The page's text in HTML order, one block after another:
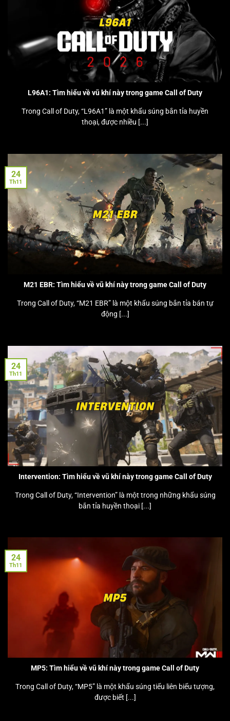
L96A1: Tìm hiểu về vũ khí này trong game Call of Duty
Trong Call of Duty, “L96A1” là một khẩu súng bắn tỉa huyền
thoại, được nhiều [...]
M21 EBR: Tìm hiểu về vũ khí này trong game Call of Duty
Trong Call of Duty, “M21 EBR” là một khẩu súng bắn tỉa bán tự
động [...]
24
Th11
Intervention: Tìm hiểu về vũ khí này trong game Call of Duty
Trong Call of Duty, “Intervention” là một trong những khẩu súng
bắn tỉa huyền thoại [...]
24
Th11
MP5: Tìm hiểu về vũ khí này trong game Call of Duty
Trong Call of Duty, “MP5” là một khẩu súng tiểu liên biểu tượng,
được biết [...]
24
Th11